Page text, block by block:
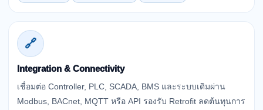
🔗
Integration & Connectivity
เชื่อมต่อ Controller, PLC, SCADA, BMS และระบบเดิมผ่าน
Modbus, BACnet, MQTT หรือ API รองรับ Retrofit ลดต้นทุนการ